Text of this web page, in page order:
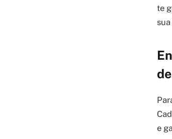
te
e